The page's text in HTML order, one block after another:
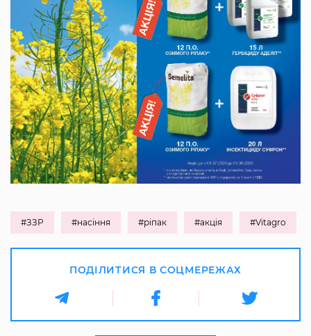
#ЗЗР #насіння #ріпак #акція #Vitagro
ПОДІЛИТИСЯ В СОЦМЕРЕЖАХ